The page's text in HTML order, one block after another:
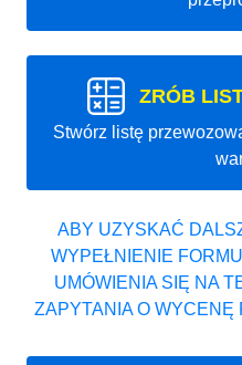
ZRÓB
Stwórz listę
ABY UZYSKAĆ
WYPEŁNIENIE
UMÓWIENIA SIĘ NA
ZAPYTANIA O WYCENĘ